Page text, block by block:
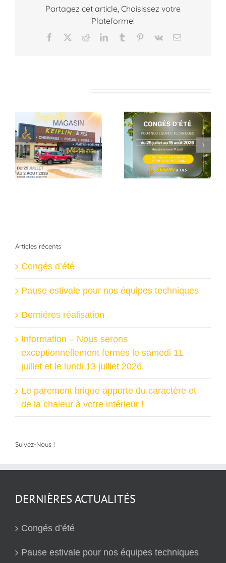
Partagez cet article, Choisissez votre
Plateforme!
Facebook RedditLinkedInTumblr Pinterest
Vk Email
Pause estivale
pour nos équipes
techniques
Dernières
réalisation
Articles récents
Congés d’été
Pause estivale pour nos équipes techniques
Dernières réalisation
Information – Nous serons
exceptionnellement fermés le samedi 11
juillet et le lundi 13 juillet 2026.
Le parement brique apporte du caractère et
de la chaleur à votre intérieur !
Suivez-Nous !
DERNIÈRES ACTUALITÉS
Congés d’été
Pause estivale pour nos équipes techniques